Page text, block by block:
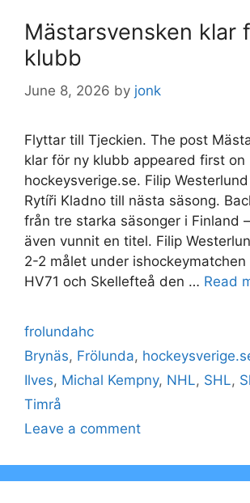
Mästarsvensken klar
klubb
June 8, 2026 by jonk
Flyttar till Tjeckien. The post
klar för ny klubb appeared first on
hockeysverige.se. Filip
Rytíři Kladno till nästa säsong.
från tre starka säsonger i Finland
även vunnit en titel. Filip
2-2 målet under ishockeymatchen
HV71 och Skellefteå den … Read
Categories
frolundahc
Tags
Brynäs, Frölunda,
Ilves, Michal Kempny, NHL, SHL,
Timrå
Leave a comment